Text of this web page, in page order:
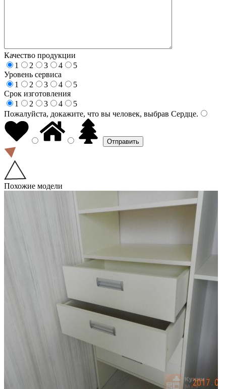
Качество продукции
1
2 3 4
5
Уровень сервиса
1
2 3 4
5
Срок изготовления
1
2 3 4
5
Пожалуйста, докажите, что вы человек, выбрав Сердце.
Похожие модели